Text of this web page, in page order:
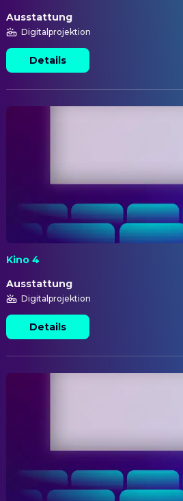
Ausstattung
Digitalprojektion
Details
Kino 4
Ausstattung
Digitalprojektion
Details